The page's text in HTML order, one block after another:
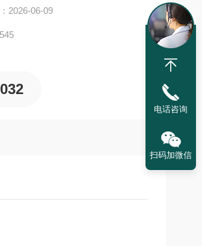
2026-06-09
电话咨询
扫码加微信